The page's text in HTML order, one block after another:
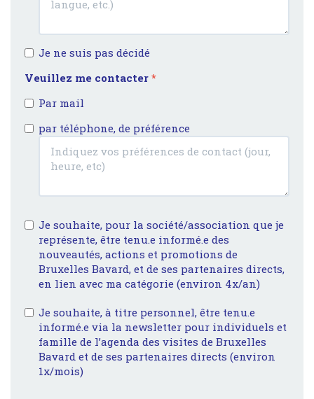
Je ne suis pas décidé
Veuillez me contacter *
Par mail
par téléphone, de préférence
Je souhaite, pour la société/association que je
représente, être tenu.e informé.e des
nouveautés, actions et promotions de
Bruxelles Bavard, et de ses partenaires directs,
en lien avec ma catégorie (environ 4x/an)
Je souhaite, à titre personnel, être tenu.e
informé.e via la newsletter pour individuels et
famille de l’agenda des visites de Bruxelles
Bavard et de ses partenaires directs (environ
1x/mois)